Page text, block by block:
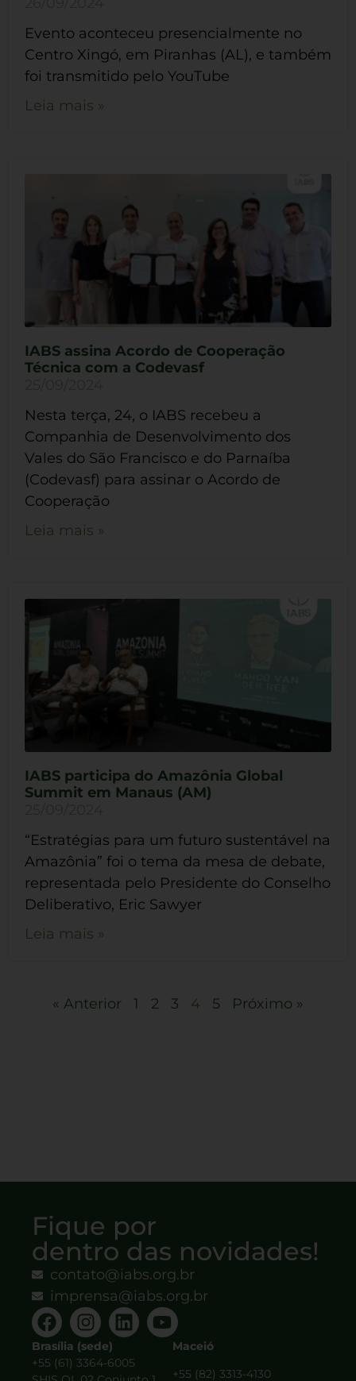
Evento aconteceu presencialmente no
Centro Xingó, em Piranhas (AL), e também
foi transmitido pelo YouTube
Leia mais »
IABS assina Acordo de Cooperação
Técnica com a Codevasf
Nesta terça, 24, o IABS recebeu a
Companhia de Desenvolvimento dos
Vales do São Francisco e do Parnaíba
(Codevasf) para assinar o Acordo de
Cooperação
Leia mais »
IABS participa do Amazônia Global
Summit em Manaus (AM)
“Estratégias para um futuro sustentável na
Amazônia” foi o tema da mesa de debate,
representada pelo Presidente do Conselho
Deliberativo, Eric Sawyer
Leia mais »
« Anterior 1 2 3 4 5 Próximo »
Fique por
dentro das novidades!
contato@iabs.org.br
imprensa@iabs.org.br
Brasília (sede)
+55 (61) 3364-6005
Maceió
+55 (82) 3313-4130